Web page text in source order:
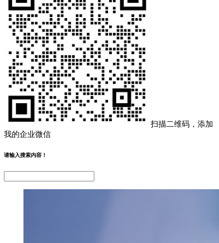
扫描二维码，添加
我的企业微信
请输入搜索内容！